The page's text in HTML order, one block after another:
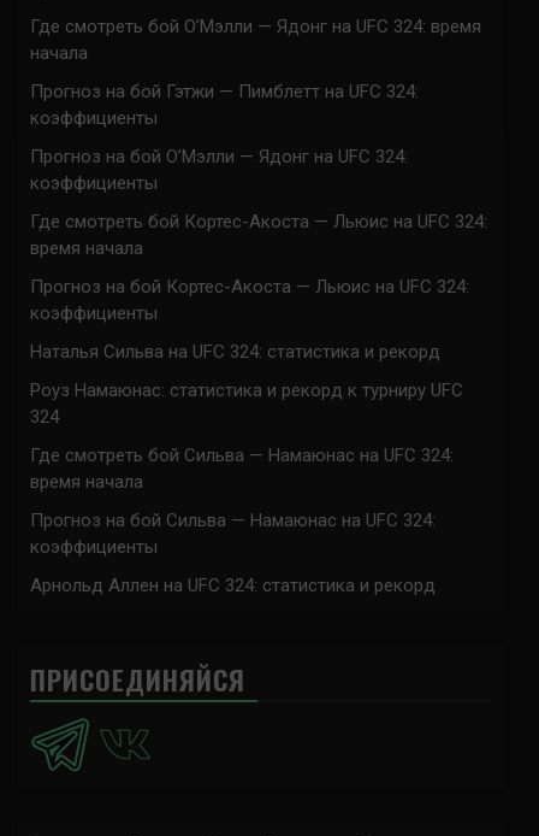
Где смотреть бой О’Мэлли — Ядонг на UFC 324: время
начала
Прогноз на бой Гэтжи — Пимблетт на UFC 324:
коэффициенты
Прогноз на бой О’Мэлли — Ядонг на UFC 324:
коэффициенты
Где смотреть бой Кортес-Акоста — Льюис на UFC 324:
время начала
Прогноз на бой Кортес-Акоста — Льюис на UFC 324:
коэффициенты
Наталья Сильва на UFC 324: статистика и рекорд
Роуз Намаюнас: статистика и рекорд к турниру UFC
324
Где смотреть бой Сильва — Намаюнас на UFC 324:
время начала
Прогноз на бой Сильва — Намаюнас на UFC 324:
коэффициенты
Арнольд Аллен на UFC 324: статистика и рекорд
ПРИСОЕДИНЯЙСЯ